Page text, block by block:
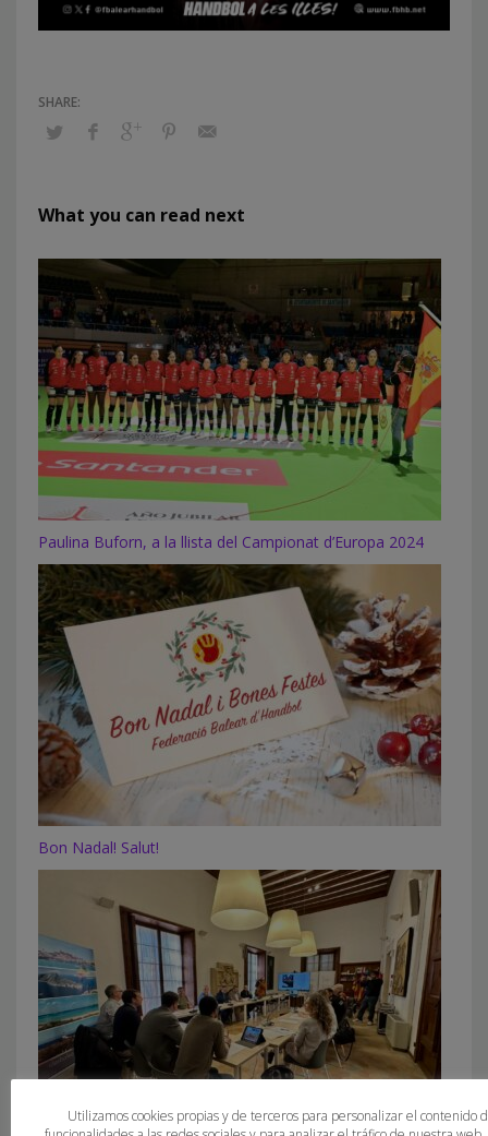
What you can read next
Paulina Buforn, a la llista del Campionat d’Europa 2024
Bon Nadal! Salut!
Utilizamos cookies propias y de terceros para personalizar el contenido